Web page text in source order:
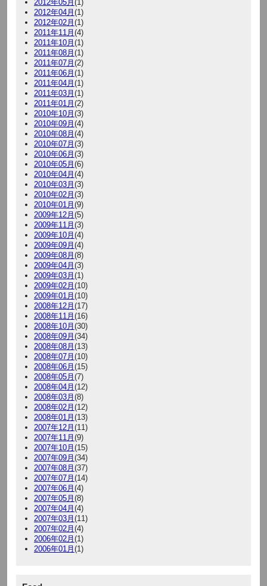
2012年05月 (1)
2012年04月 (1)
2012年02月 (1)
2011年11月 (4)
2011年10月 (1)
2011年08月 (1)
2011年07月 (2)
2011年06月 (1)
2011年04月 (1)
2011年03月 (1)
2011年01月 (2)
2010年10月 (3)
2010年09月 (4)
2010年08月 (4)
2010年07月 (3)
2010年06月 (3)
2010年05月 (6)
2010年04月 (4)
2010年03月 (3)
2010年02月 (3)
2010年01月 (9)
2009年12月 (5)
2009年11月 (3)
2009年10月 (4)
2009年09月 (4)
2009年08月 (8)
2009年04月 (3)
2009年03月 (1)
2009年02月 (10)
2009年01月 (10)
2008年12月 (17)
2008年11月 (16)
2008年10月 (30)
2008年09月 (34)
2008年08月 (13)
2008年07月 (10)
2008年06月 (15)
2008年05月 (7)
2008年04月 (12)
2008年03月 (8)
2008年02月 (12)
2008年01月 (13)
2007年12月 (11)
2007年11月 (9)
2007年10月 (15)
2007年09月 (34)
2007年08月 (37)
2007年07月 (14)
2007年06月 (4)
2007年05月 (8)
2007年04月 (4)
2007年03月 (11)
2007年02月 (4)
2006年02月 (1)
2006年01月 (1)